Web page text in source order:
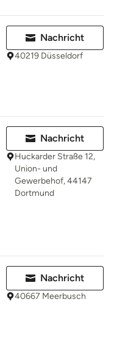
Nachricht
40219 Düsseldorf
Nachricht
Huckarder Straße 12,
Union- und
Gewerbehof, 44147
Dortmund
Nachricht
40667 Meerbusch